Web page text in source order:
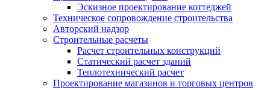
Эскизное проектирование коттеджей
Техническое сопровождение строительства
Авторский надзор
Строительные расчеты
Расчет строительных конструкций
Статический расчет зданий
Теплотехнический расчет
Проектирование магазинов и торговых центров